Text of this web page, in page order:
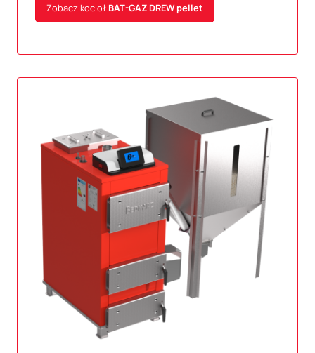
Zobacz kociołBAT-GAZDREW pellet